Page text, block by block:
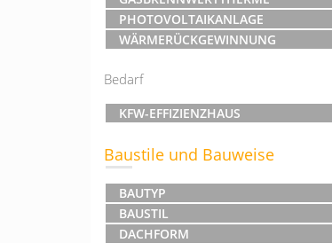
PHOTOVOLTAIKANLAGE
WÄRMERÜCKGEWINNUNG
Bedarf
KFW-EFFIZIENZHAUS
Baustile und Bauweise
BAUTYP
BAUSTIL
DACHFORM